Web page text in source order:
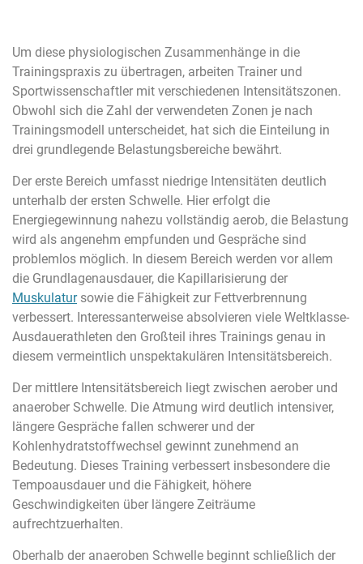
Um diese physiologischen Zusammenhänge in die
Trainingspraxis zu übertragen, arbeiten Trainer und
Sportwissenschaftler mit verschiedenen Intensitätszonen.
Obwohl sich die Zahl der verwendeten Zonen je nach
Trainingsmodell unterscheidet, hat sich die Einteilung in
drei grundlegende Belastungsbereiche bewährt.
Der erste Bereich umfasst niedrige Intensitäten deutlich
unterhalb der ersten Schwelle. Hier erfolgt die
Energiegewinnung nahezu vollständig aerob, die Belastung
wird als angenehm empfunden und Gespräche sind
problemlos möglich. In diesem Bereich werden vor allem
die Grundlagenausdauer, die Kapillarisierung der
Muskulatursowie die Fähigkeit zur Fettverbrennung
verbessert. Interessanterweise absolvieren viele Weltklasse-
Ausdauerathleten den Großteil ihres Trainings genau in
diesem vermeintlich unspektakulären Intensitätsbereich.
Der mittlere Intensitätsbereich liegt zwischen aerober und
anaerober Schwelle. Die Atmung wird deutlich intensiver,
längere Gespräche fallen schwerer und der
Kohlenhydratstoffwechsel gewinnt zunehmend an
Bedeutung. Dieses Training verbessert insbesondere die
Tempoausdauer und die Fähigkeit, höhere
Geschwindigkeiten über längere Zeiträume
aufrechtzuerhalten.
Oberhalb der anaeroben Schwelle beginnt schließlich der